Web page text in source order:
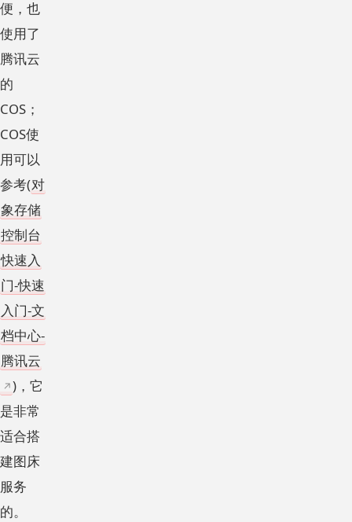
便，也
使用了
腾讯云
的
COS；
COS使
用可以
参考(对
象存储
控制台
快速入
门-快速
入门-文
档中心-
腾讯云
)，它
是非常
适合搭
建图床
服务
的。